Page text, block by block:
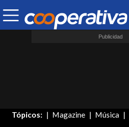
Tópicos: Magazine Música